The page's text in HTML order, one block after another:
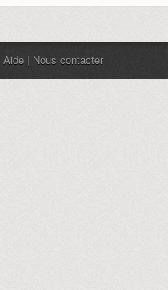
Aide | Nous contacter